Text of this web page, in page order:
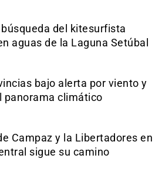
búsqueda del kitesurfista
aguas de la Laguna Setúbal
bajo alerta por viento y
panorama climático
Campaz y la Libertadores en
sigue su camino